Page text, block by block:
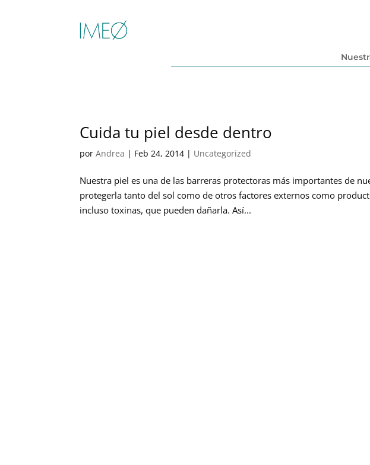
Cuida tu piel desde dentro
porAndrea | Feb 24, 2014 | Uncategorized
Nuestra piel es una de las barreras protectoras más importantes de
protegerla tanto del sol como de otros factores externos como
incluso toxinas, que pueden dañarla. Así...